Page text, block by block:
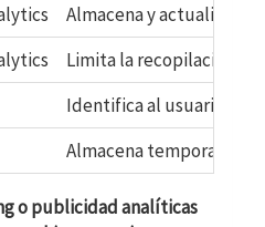
Almacena y actualiza un
Limita la recopilación
Identifica al usuario
Almacena
o publicidad analíticas